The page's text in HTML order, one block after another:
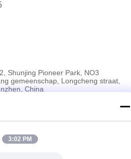
Shunjing Pioneer Park, NO3
gemeenschap, Longcheng straat,
China
|Sitemap
PCB Auteursrecht © 2024-2026
3:02 PM